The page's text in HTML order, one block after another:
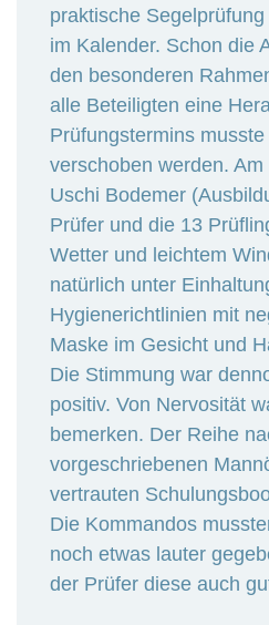
praktische
im Kalender. Schon die
den besonderen
alle Beteiligten eine
Prüfungstermins
verschoben werden.
Uschi Bodemer
Prüfer und die 13
Wetter und leichtem
natürlich unter
Hygienerichtlinien mit
Maske im Gesicht und
Die Stimmung war
positiv. Von Nervosität
bemerken. Der Reihe
vorgeschriebenen
vertrauten
Die Kommandos
noch etwas lauter
der Prüfer diese auch